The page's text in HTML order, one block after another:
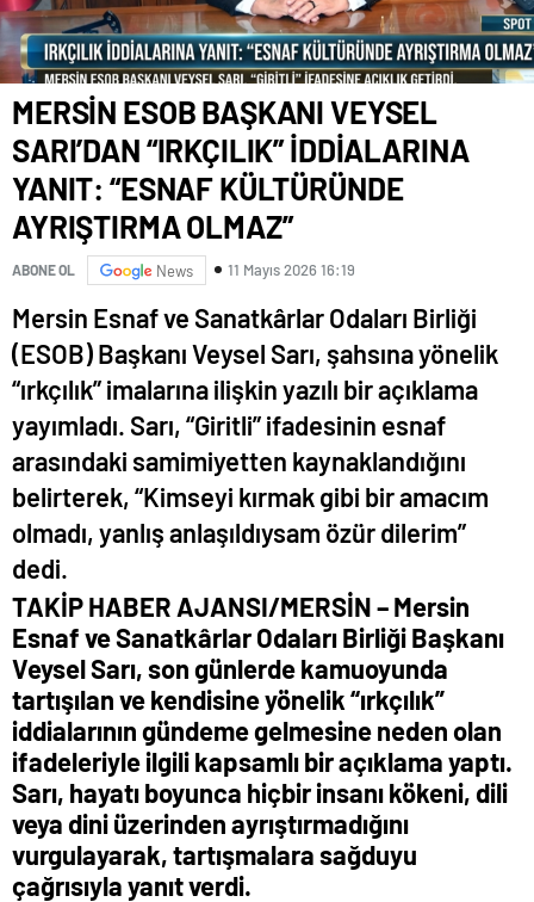
MERSİN ESOB BAŞKANI VEYSEL
SARI’DAN “IRKÇILIK” İDDİALARINA
YANIT: “ESNAF KÜLTÜRÜNDE
AYRIŞTIRMA OLMAZ”
ABONE OL News 11 Mayıs 2026 16:19
Mersin Esnaf ve Sanatkârlar Odaları Birliği
(ESOB) Başkanı Veysel Sarı, şahsına yönelik
“ırkçılık” imalarına ilişkin yazılı bir açıklama
yayımladı. Sarı, “Giritli” ifadesinin esnaf
arasındaki samimiyetten kaynaklandığını
belirterek, “Kimseyi kırmak gibi bir amacım
olmadı, yanlış anlaşıldıysam özür dilerim”
dedi.
TAKİP HABER AJANSI/MERSİN –Mersin
Esnaf ve Sanatkârlar Odaları Birliği Başkanı
Veysel Sarı, son günlerde kamuoyunda
tartışılan ve kendisine yönelik “ırkçılık”
iddialarının gündeme gelmesine neden olan
ifadeleriyle ilgili kapsamlı bir açıklama yaptı.
Sarı, hayatı boyunca hiçbir insanı kökeni, dili
veya dini üzerinden ayrıştırmadığını
vurgulayarak, tartışmalara sağduyu
çağrısıyla yanıt verdi.